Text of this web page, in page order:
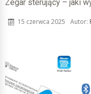
Zegar sterujący – jaki
Autor:
15 czerwca 2025